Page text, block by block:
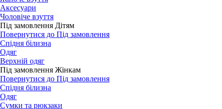
Аксесуари
Чоловіче взуття
Під замовлення Дітям
Повернутися до Під замовлення
Спідня білизна
Одяг
Верхній одяг
Під замовлення Жінкам
Повернутися до Під замовлення
Спідня білизна
Одяг
Сумки та рюкзаки